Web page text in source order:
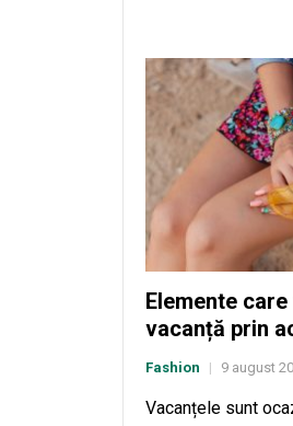
Elemente
vacanță prin
Fashion 9 august
Vacanțele sunt